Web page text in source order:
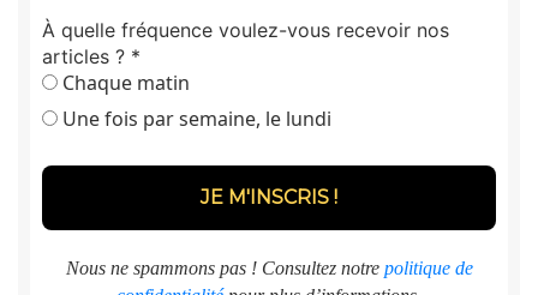
À quelle fréquence voulez-vous recevoir nos
articles ? *
Chaque matin
Une fois par semaine, le lundi
Nous ne spammons pas ! Consultez notre politique de